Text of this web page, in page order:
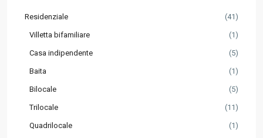
Residenziale (41)
Villetta bifamiliare (1)
Casa indipendente (5)
Baita (1)
Bilocale (5)
Trilocale (11)
Quadrilocale (1)